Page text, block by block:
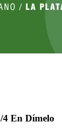
En Dímelo